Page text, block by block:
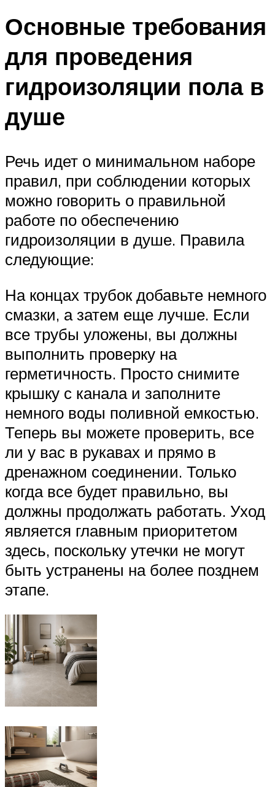
Основные требования
для проведения
гидроизоляции пола в
душе
Речь идет о минимальном наборе
правил, при соблюдении которых
можно говорить о правильной
работе по обеспечению
гидроизоляции в душе. Правила
следующие:
На концах трубок добавьте немного
смазки, а затем еще лучше. Если
все трубы уложены, вы должны
выполнить проверку на
герметичность. Просто снимите
крышку с канала и заполните
немного воды поливной емкостью.
Теперь вы можете проверить, все
ли у вас в рукавах и прямо в
дренажном соединении. Только
когда все будет правильно, вы
должны продолжать работать. Уход
является главным приоритетом
здесь, поскольку утечки не могут
быть устранены на более позднем
этапе.